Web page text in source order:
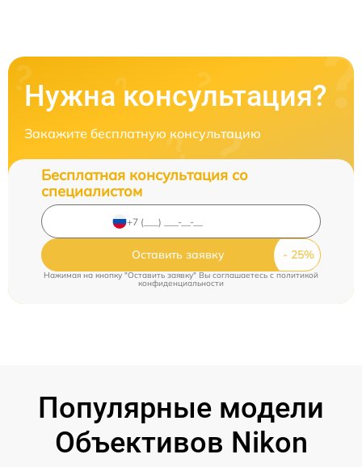
Нужна консультация?
Закажите бесплатную консультацию
Бесплатная консультация со
специалистом
Оставить заявку
Нажимая на кнопку "Оставить заявку" Вы соглашаетесь cполитикой
конфиденциальности
Популярные модели
Объективов Nikon